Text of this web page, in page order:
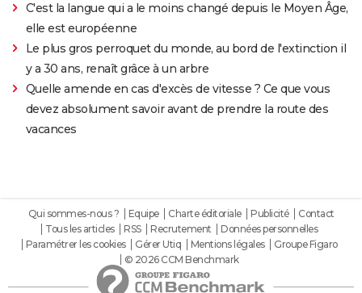
C'est la langue qui a le moins changé depuis le Moyen Âge,
elle est européenne
Le plus gros perroquet du monde, au bord de l'extinction il
y a 30 ans, renaît grâce à un arbre
Quelle amende en cas d'excès de vitesse ? Ce que vous
devez absolument savoir avant de prendre la route des
vacances
Qui sommes-nous ? Equipe Charte éditoriale Publicité
Contact
Tous les articles
RSS Recrutement
Données personnelles
Paramétrer les cookies
Gérer Utiq Mentions légales
Groupe Figaro
© 2026 CCM Benchmark